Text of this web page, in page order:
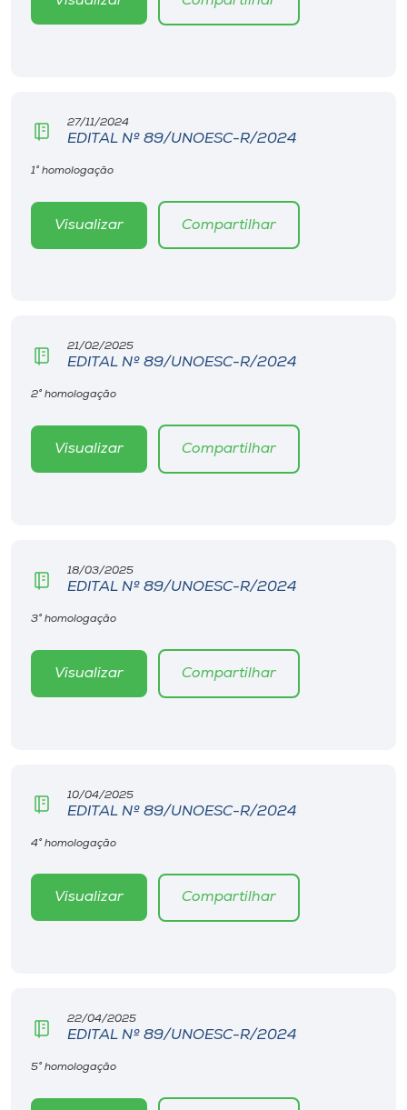
27/11/2024
EDITAL Nº 89/UNOESC-R/2024
1° homologação
Visualizar Compartilhar
21/02/2025
EDITAL Nº 89/UNOESC-R/2024
2° homologação
Visualizar Compartilhar
18/03/2025
EDITAL Nº 89/UNOESC-R/2024
3° homologação
Visualizar Compartilhar
10/04/2025
EDITAL Nº 89/UNOESC-R/2024
4° homologação
Visualizar Compartilhar
22/04/2025
EDITAL Nº 89/UNOESC-R/2024
5° homologação